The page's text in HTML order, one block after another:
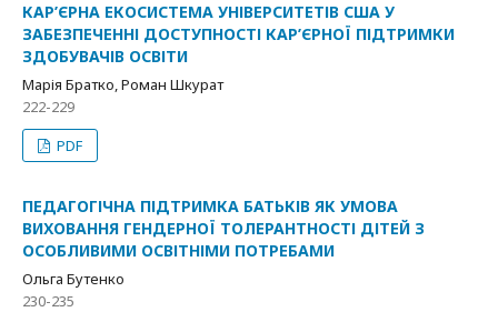
КАР’ЄРНА ЕКОСИСТЕМА УНІВЕРСИТЕТІВ США У
ЗАБЕЗПЕЧЕННІ ДОСТУПНОСТІ КАР’ЄРНОЇ ПІДТРИМКИ
ЗДОБУВАЧІВ ОСВІТИ
Марія Братко, Роман Шкурат
222-229
PDF
ПЕДАГОГІЧНА ПІДТРИМКА БАТЬКІВ ЯК УМОВА
ВИХОВАННЯ ГЕНДЕРНОЇ ТОЛЕРАНТНОСТІ ДІТЕЙ З
ОСОБЛИВИМИ ОСВІТНІМИ ПОТРЕБАМИ
Ольга Бутенко
230-235